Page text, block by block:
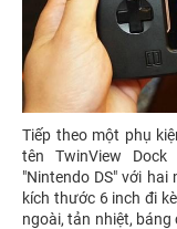
Tiếp theo một phụ
tên TwinView
"Nintendo DS" với
kích thước 6 inch đi
ngoài, tản nhiệt,